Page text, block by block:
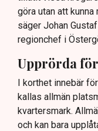
göra utan att
säger Johan
regionchef i
Upprörda
I korthet innebär
kallas allmän
kvartersmark.
och kan bara